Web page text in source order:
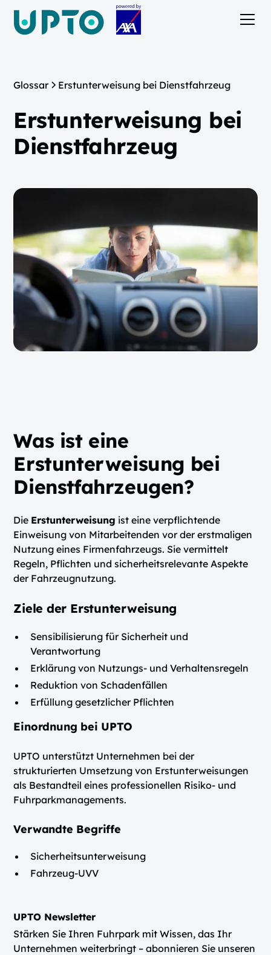
Glossar Erstunterweisung bei Dienstfahrzeug
Erstunterweisung bei
Dienstfahrzeug
UPTO Newsletter
Stärken Sie Ihren Fuhrpark mit Wissen, das Ihr
Unternehmen weiterbringt – abonnieren Sie unseren
Was ist eine
Erstunterweisung bei
Dienstfahrzeugen?
Die Erstunterweisung ist eine verpflichtende
Einweisung von Mitarbeitenden vor der erstmaligen
Nutzung eines Firmenfahrzeugs. Sie vermittelt
Regeln, Pflichten und sicherheitsrelevante Aspekte
der Fahrzeugnutzung.
Ziele der Erstunterweisung
Sensibilisierung für Sicherheit und
Verantwortung
Erklärung von Nutzungs- und Verhaltensregeln
Reduktion von Schadenfällen
Erfüllung gesetzlicher Pflichten
Einordnung bei UPTO
UPTO unterstützt Unternehmen bei der
strukturierten Umsetzung von Erstunterweisungen
als Bestandteil eines professionellen Risiko- und
Fuhrparkmanagements.
Verwandte Begriffe
Sicherheitsunterweisung
Fahrzeug-UVV